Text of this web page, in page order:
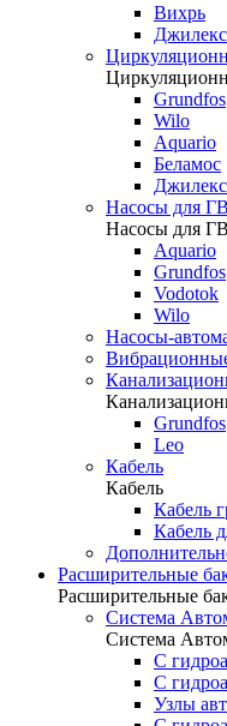
Вихрь
Джилекс
Grundfos
Wilo
Aquario
Беламос
Джилекс
Насосы для
Насосы для
Aquario
Grundfos
Vodotok
Wilo
Насосы-
Grundfos
Leo
Кабель
Кабель
Кабель
Кабель
Расширительные
Расширительные
Система
Система
С
С
Узлы